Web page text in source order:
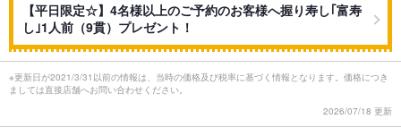
【平日限定☆】4名様以上のご予約のお客様へ握り寿し｢富寿
し｣1人前（9貫）プレゼント！
※更新日が2021/3/31以前の情報は、当時の価格及び税率に基づく情報となります。価格につき
ましては直接店舗へお問い合わせください。
2026/07/18 更新